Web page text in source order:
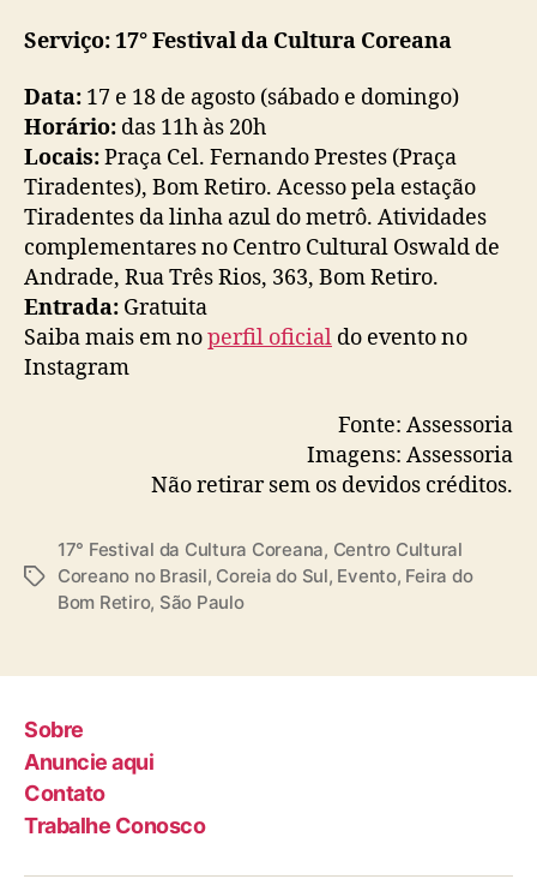
Serviço: 17° Festival da Cultura Coreana
Data: 17 e 18 de agosto (sábado e domingo)
Horário: das 11h às 20h
Locais:Praça Cel. Fernando Prestes (Praça
Tiradentes), Bom Retiro. Acesso pela estação
Tiradentes da linha azul do metrô. Atividades
complementares no Centro Cultural Oswald de
Andrade, Rua Três Rios, 363, Bom Retiro.
Entrada: Gratuita
Saiba mais em noperfil oficial do evento no
Instagram
Fonte: Assessoria
Imagens: Assessoria
Não retirar sem os devidos créditos.
T
17° Festival da Cultura Coreana, Centro Cultural
Coreano no Brasil, Coreia do Sul, Evento, Feira do
Bom Retiro, São Paulo
Sobre
Anuncie aqui
Contato
Trabalhe Conosco